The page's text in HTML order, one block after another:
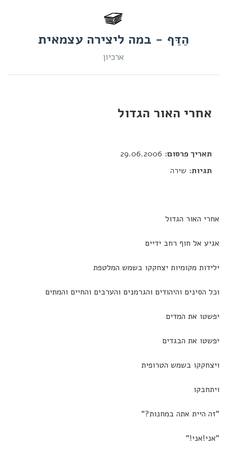
הַדַּף - במה ליצירה עצמאית
ארכיון
אחרי האור הגדול
תאריך פרסום:
תגיות: שירה
אחרי האור הגדול
אגיע אל חוף רחב ידיים
ילידות מקומיות יצחקקו בשמש המלטפת
וכל הסינים והיהודים והגרמנים והערבים והחיים והמתים
יפשטו את המדים
יפשטו את הבגדים
ויצחקקו בשמש הטרופית
ויתחבקו
"זה היית אתה במחנות?"
"אני!אני!"